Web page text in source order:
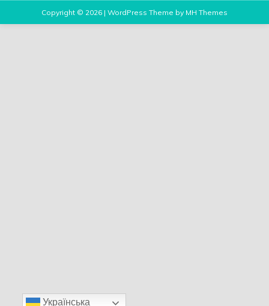
Copyright © 2026 | WordPress Theme by MH Themes
Українська